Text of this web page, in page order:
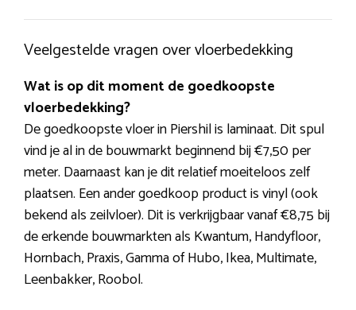
Veelgestelde vragen over vloerbedekking
Wat is op dit moment de goedkoopste
vloerbedekking?
De goedkoopste vloer in Piershil is laminaat. Dit spul
vind je al in de bouwmarkt beginnend bij €7,50 per
meter. Daarnaast kan je dit relatief moeiteloos zelf
plaatsen. Een ander goedkoop product is vinyl (ook
bekend als zeilvloer). Dit is verkrijgbaar vanaf €8,75 bij
de erkende bouwmarkten als Kwantum, Handyfloor,
Hornbach, Praxis, Gamma of Hubo, Ikea, Multimate,
Leenbakker, Roobol.